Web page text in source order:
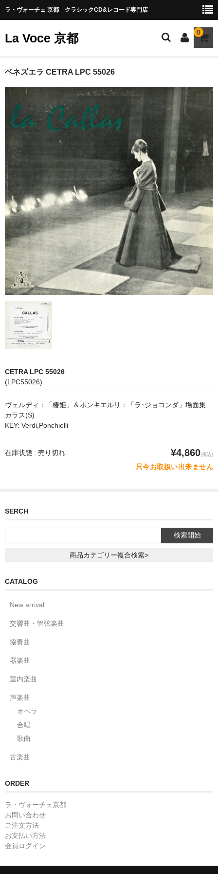
ラ・ヴォーチェ 京都 クラシックCD&レコード専門店
La Voce 京都 0
CATALOG LP
New arrival
交響曲・管弦楽曲
協奏曲
室内楽曲
器楽曲
声楽曲
合唱
オペラ
歌曲
古楽曲
CD&BOOK
PICK UP
ABOUT
NEWS
ベネズエラ CETRA LPC 55026
CETRA LPC 55026
(LPC55026)
ヴェルディ：「椿姫」＆ポンキエルリ：「ラ･ジョコンダ」場面集
カラス(S)
KEY: Verdi,Ponchielli
在庫状態 : 売り切れ ¥4,860(税込)
只今お取扱い出来ません
SERCH
商品カテゴリー複合検索>
CATALOG
New arrival
交響曲・管弦楽曲
協奏曲
器楽曲
室内楽曲
声楽曲
オペラ
合唱
歌曲
古楽曲
ORDER
ラ・ヴォーチェ京都
お問い合わせ
ご注文方法
お支払い方法
会員ログイン